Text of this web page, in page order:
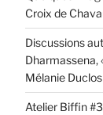
Croix de
Discussions
Dharmassena,
Mélanie Duclos
Atelier Biffin